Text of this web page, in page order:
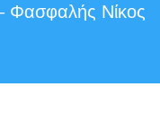
Φασφαλής Νίκος